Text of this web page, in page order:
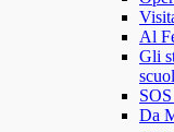
Al
Gli
Da